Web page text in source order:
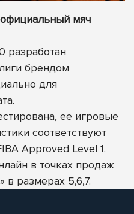
мяч
разработан
брендом
для
ее игровые
соответствуют
Approved Level 1.
в точках продаж
в размерах 5,6,7.